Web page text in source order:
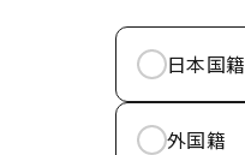
日本国籍
外国籍